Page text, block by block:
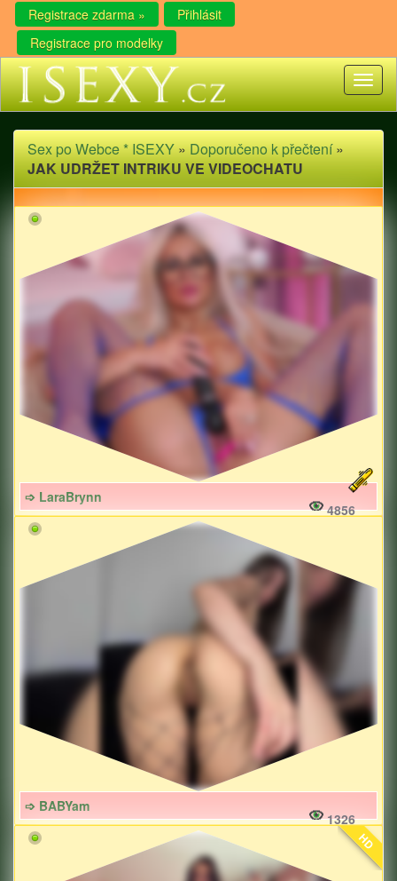
Registrace zdarma »
Přihlásit
Registrace pro modelky
Sex po Webce * ISEXY»Doporučeno k přečtení»
JAK UDRŽET INTRIKU VE VIDEOCHATU
➩ LaraBrynn
4856
➩ BABYam
1326
HD